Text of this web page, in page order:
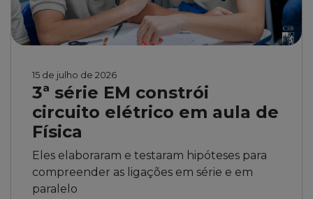
15 de julho de 2026
3ª série EM constrói
circuito elétrico em aula de
Física
Eles elaboraram e testaram hipóteses para
compreender as ligações em série e em
paralelo